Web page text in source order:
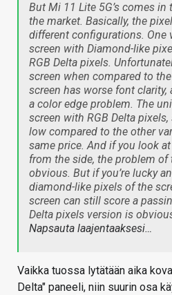
But Mi 11 Lite 5G’s comes
the market. Basically, the
different configurations. One
screen with Diamond-like
RGB Delta pixels.
screen when compared to
screen has worse font
a color edge problem. The
screen with RGB Delta
low compared to the other
same price. And if you look at
from the side, the problem of
obvious. But if you’re lucky
diamond-like pixels of the
screen can still score a
Delta pixels version is
Napsauta laajentaaksesi…
Vaikka tuossa lytätään aika
Delta" paneeli, niin suurin osa